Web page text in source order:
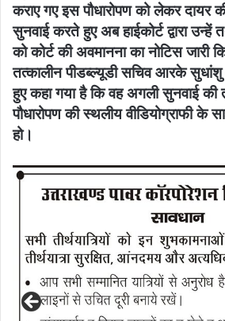
कराए गए इस पौधारोपण को लेकर दायर
सुनवाई करते हुए अब हाईकोर्ट द्वारा उन्हें
को कोर्ट की अवमानना का नोटिस जारी
तत्कालीन पीडब्ल्यूडी सचिव आरके सुधांशु
हुए कहा गया है कि वह अगली सुनवाई की
पौधारोपण की स्थलीय वीडियोग्राफी के
हो।